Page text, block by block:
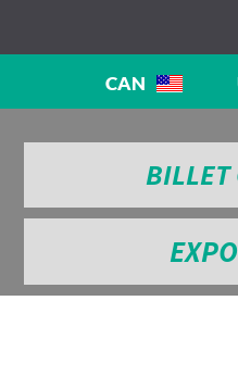
CAN
BILLET